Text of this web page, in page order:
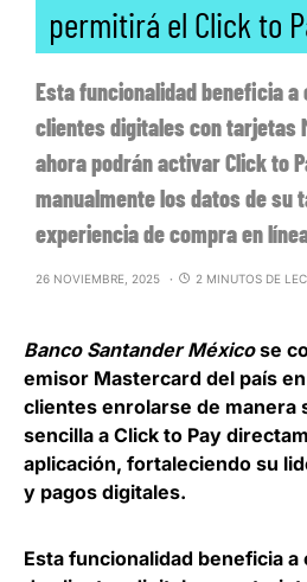
permitirá el Click to
Esta funcionalidad beneficia
clientes digitales con tarjetas
ahora podrán activar Click to
manualmente los datos de su
experiencia de compra en
26 NOVIEMBRE, 2025 2 MINUTOS DE
Banco Santander Méxicose
emisor Mastercard del país
clientes enrolarse de manera
sencilla a Click to Pay
aplicación, fortaleciendo su
y pagos digitales.
Esta funcionalidad beneficia